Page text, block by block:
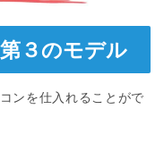
３のモデル
ンを仕入れることがで